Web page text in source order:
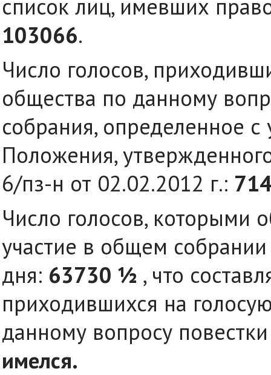
список лиц, имевших
103066.
Число голосов,
общества по данному
собрания, определенное
Положения,
6/пз-н от 02.02.2012 г.:
Число голосов, которыми
участие в общем
дня: 63730 ½ , что
приходившихся на
данному вопросу
имелся.